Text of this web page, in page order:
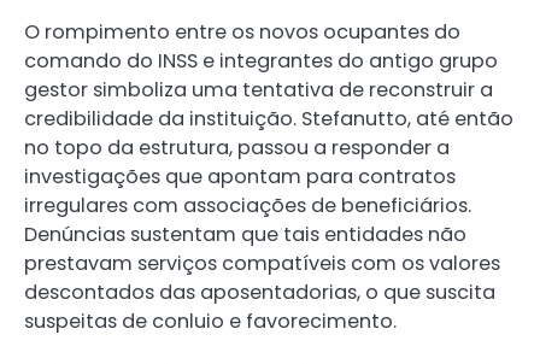
O rompimento entre os novos ocupantes do
comando do INSS e integrantes do antigo grupo
gestor simboliza uma tentativa de reconstruir a
credibilidade da instituição. Stefanutto, até então
no topo da estrutura, passou a responder a
investigações que apontam para contratos
irregulares com associações de beneficiários.
Denúncias sustentam que tais entidades não
prestavam serviços compatíveis com os valores
descontados das aposentadorias, o que suscita
suspeitas de conluio e favorecimento.